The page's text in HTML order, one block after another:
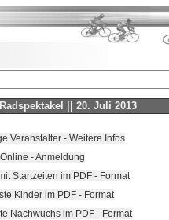
|| 20. Juli 2013
Veranstalter - Weitere Infos
Online - Anmeldung
Startzeiten im PDF - Format
Kinder im PDF - Format
Nachwuchs im PDF - Format